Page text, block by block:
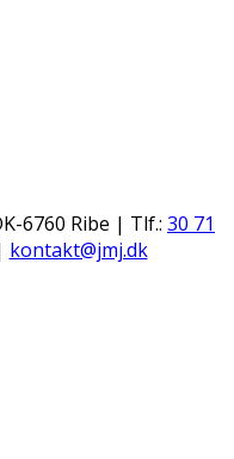
6760 Ribe | Tlf.: 30 71
kontakt@jmj.dk